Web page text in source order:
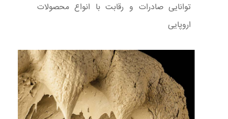
توانایی صادرات و رقابت با انواع محصولات
اروپایی